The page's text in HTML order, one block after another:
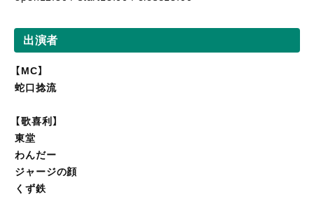
出演者
【MC】
蛇口捻流
【歌喜利】
東堂
わんだー
ジャージの顔
くず鉄